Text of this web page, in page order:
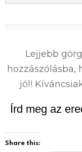
Lejjebb
hozzászólásba,
jól!
Írd meg az
Share this: